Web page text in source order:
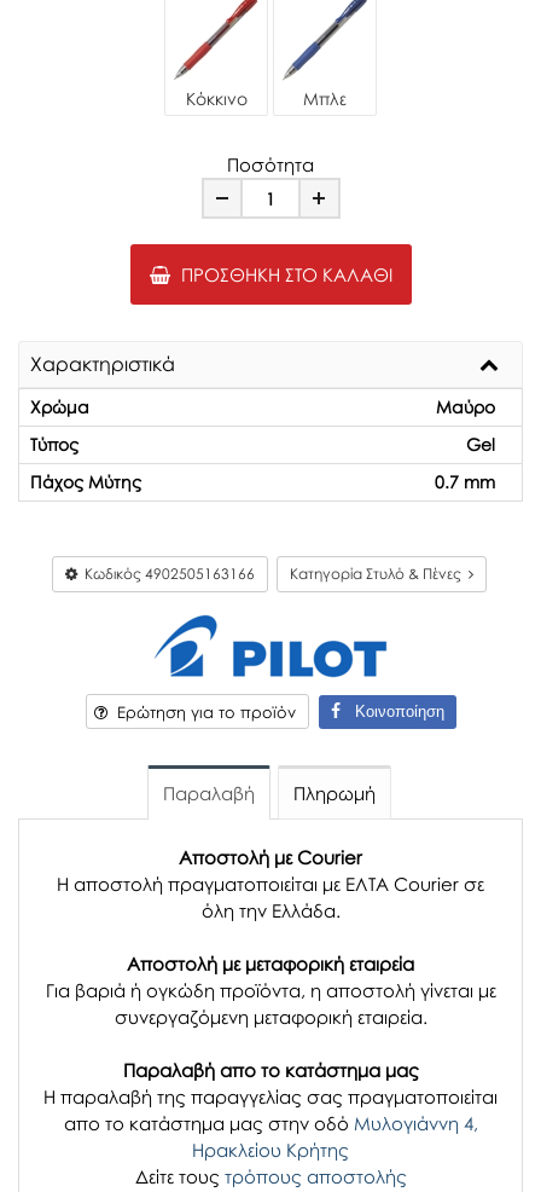
Κόκκινο Μπλε
Ποσότητα
Minus Plus
ΠΡΟΣΘΉΚΗ ΣΤΟ ΚΑΛΆΘΙ
Χαρακτηριστικά
Χρώμα
Μαύρο
Τύπος
Gel
Πάχος Μύτης
0.7 mm
Κωδικός 4902505163166 Κατηγορία Στυλό & Πένες
Ερώτηση για το προϊόν Κοινοποίηση
Παραλαβή Πληρωμή
Αποστολή με Courier
Η αποστολή πραγματοποιείται με ΕΛΤΑ Courier σε
όλη την Ελλάδα.
Αποστολή με μεταφορική εταιρεία
Για βαριά ή ογκώδη προϊόντα, η αποστολή γίνεται με
συνεργαζόμενη μεταφορική εταιρεία.
Παραλαβή απο το κατάστημα μας
H παραλαβή της παραγγελίας σας πραγματοποιείται
απο το κατάστημα μας στην οδό Μυλογιάννη 4,
Ηρακλείου Κρήτης
Δείτε τους τρόπους αποστολής